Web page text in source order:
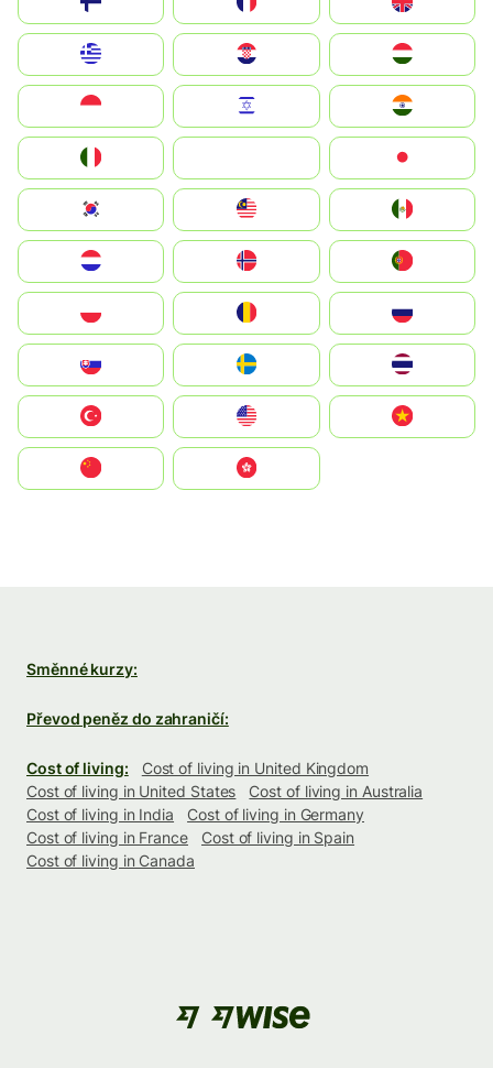
Magyarország
South Korea
United States
中國香港特別行政區
Směnné kurzy:
Převod peněz do zahraničí:
Cost of living:
Cost of living in United Kingdom
Cost of living in United States
Cost of living in Australia
Cost of living in India
Cost of living in Germany
Cost of living in France
Cost of living in Spain
Cost of living in Canada